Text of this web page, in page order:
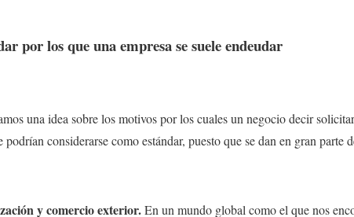
por los que una empresa se suele endeudar
una idea sobre los motivos por los cuales un negocio decir
podrían considerarse como estándar, puesto que se dan en gran parte
y comercio exterior.En un mundo global como el que nos